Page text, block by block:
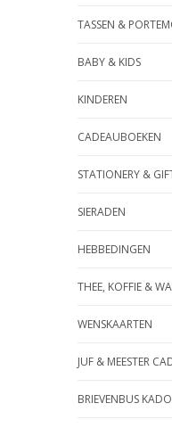
TASSEN &
BABY & KIDS
KINDEREN
CADEAUBOEKEN
STATIONERY &
SIERADEN
HEBBEDINGEN
THEE, KOFFIE &
WENSKAARTEN
JUF & MEESTER
BRIEVENBUS